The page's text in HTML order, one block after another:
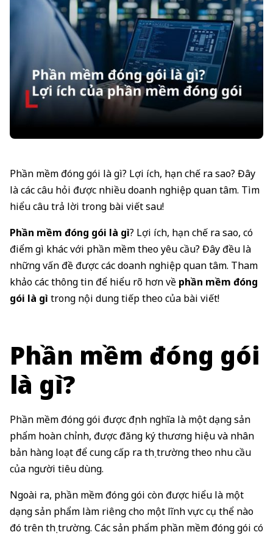
Phần mềm đóng gói là gì? Lợi ích, hạn chế ra sao? Đây
là các câu hỏi được nhiều doanh nghiệp quan tâm. Tìm
hiểu câu trả lời trong bài viết sau!
Phần mềm đóng gói là gì? Lợi ích, hạn chế ra sao, có
điểm gì khác với phần mềm theo yêu cầu? Đây đều là
những vấn đề được các doanh nghiệp quan tâm. Tham
khảo các thông tin để hiểu rõ hơn về phần mềm đóng
gói là gì trong nội dung tiếp theo của bài viết!
Phần mềm đóng gói
là gì?
Phần mềm đóng gói được định nghĩa là một dạng sản
phẩm hoàn chỉnh, được đăng ký thương hiệu và nhân
bản hàng loạt để cung cấp ra thị trường theo nhu cầu
của người tiêu dùng.
Ngoài ra, phần mềm đóng gói còn được hiểu là một
dạng sản phẩm làm riêng cho một lĩnh vực cụ thể nào
đó trên thị trường. Các sản phẩm phần mềm đóng gói có